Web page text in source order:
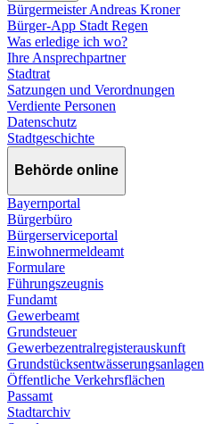
Bürgermeister Andreas Kroner
Bürger-App Stadt Regen
Was erledige ich wo?
Ihre Ansprechpartner
Stadtrat
Satzungen und Verordnungen
Verdiente Personen
Datenschutz
Stadtgeschichte
Behörde online
Bayernportal
Bürgerbüro
Bürgerserviceportal
Einwohnermeldeamt
Formulare
Führungszeugnis
Fundamt
Gewerbeamt
Grundsteuer
Gewerbezentralregisterauskunft
Grundstücksentwässerungsanlagen
Öffentliche Verkehrsflächen
Passamt
Stadtarchiv